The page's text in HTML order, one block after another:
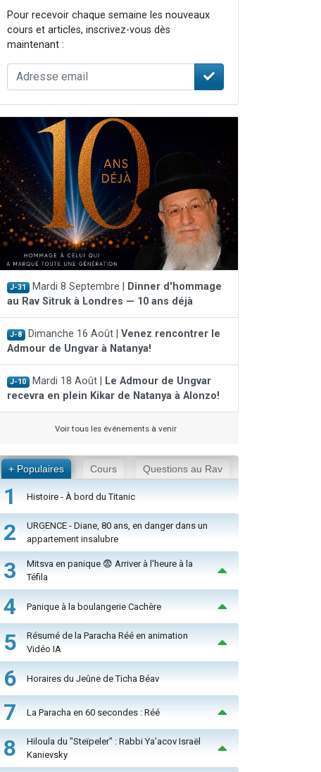
Pour recevoir chaque semaine les nouveaux
cours et articles, inscrivez-vous dès
maintenant :
J-31 Mardi 8 Septembre |
Dinner d'hommage
au Rav Sitruk à Londres — 10 ans déjà
J-8 Dimanche 16 Août | Venez rencontrer le
Admour de Ungvar à Natanya!
J-10 Mardi 18 Août |
Le Admour de Ungvar
recevra en plein Kikar de Natanya à Alonzo!
Voir tous les événements à venir
+ Populaires Cours Questions au Rav
1 Histoire - À bord du Titanic
2
URGENCE - Diane, 80 ans, en danger dans un
appartement insalubre
3
Mitsva en panique 😨 Arriver à l'heure à la
Téfila
4 Panique à la boulangerie Cachère
5
Résumé de la Paracha Réé en animation
Vidéo IA
6 Horaires du Jeûne de Ticha Béav
7 La Paracha en 60 secondes : Réé
8
Hiloula du "Steïpeler" : Rabbi Ya’acov Israël
Kanievsky